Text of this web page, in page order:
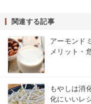
関連する記事
アーモンド
メリット・
もやしは消
化にいいレ